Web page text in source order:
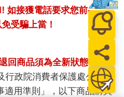
如接獲電話要求您前往
受騙上當！
回商品須為全新狀態**
行政院消費者保護處公告之
適用準則」，以下商品購買